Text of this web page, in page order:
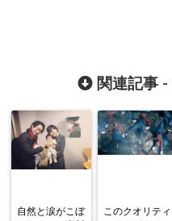
関連記事 -
自然と涙がこぼ
このクオリティ